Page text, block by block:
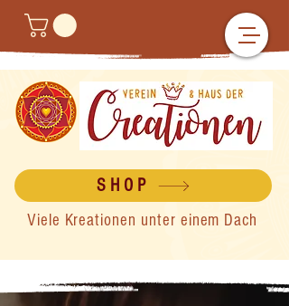
SHOP
Viele Kreationen unter einem Dach